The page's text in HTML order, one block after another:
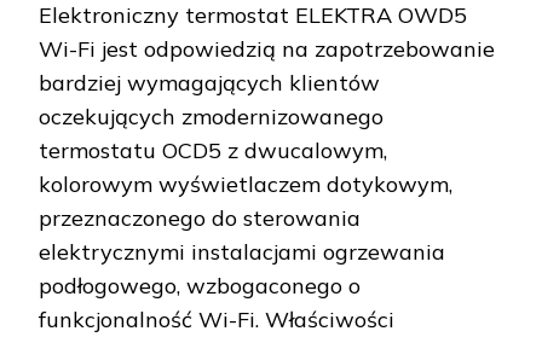
Elektroniczny termostat ELEKTRA OWD5
Wi-Fi jest odpowiedzią na zapotrzebowanie
bardziej wymagających klientów
oczekujących zmodernizowanego
termostatu OCD5 z dwucalowym,
kolorowym wyświetlaczem dotykowym,
przeznaczonego do sterowania
elektrycznymi instalacjami ogrzewania
podłogowego, wzbogaconego o
funkcjonalność Wi-Fi. Właściwości